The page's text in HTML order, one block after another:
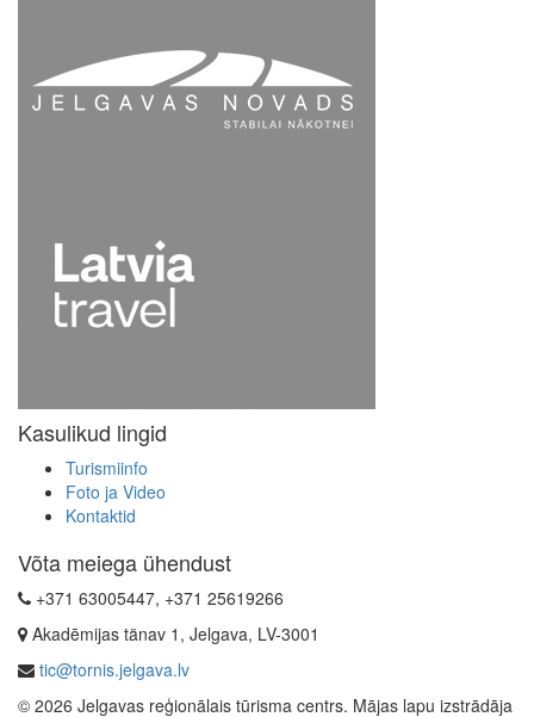
Kasulikud lingid
Turismiinfo
Foto ja Video
Kontaktid
Võta meiega ühendust
+371 63005447, +371 25619266
Akadēmijas tänav 1, Jelgava, LV-3001
tic@tornis.jelgava.lv
© 2026 Jelgavas reģionālais tūrisma centrs. Mājas lapu izstrādāja